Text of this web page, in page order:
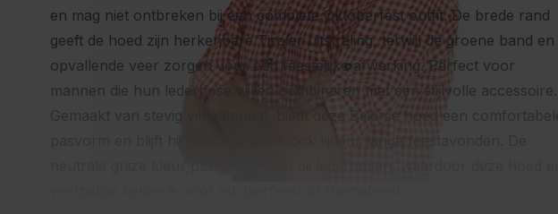
en mag niet ontbreken bij een complete Oktoberfest outfit. De brede rand
geeft de hoed zijn herkenbare Tiroler uitstraling, terwijl de groene band en
opvallende veer zorgen voor een feestelijke afwerking. Perfect voor
mannen die hun lederhose
willen combineren met een stijlvolle accessoire.
Gemaakt van stevig viltmateriaal, biedt deze Beierse hoed een comfortabele